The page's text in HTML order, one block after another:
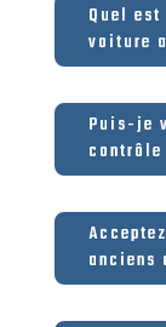
Quel
voiture
Puis-je
anciens